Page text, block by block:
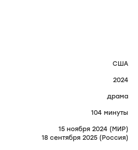
США
2024
драма
104 минуты
15 ноября 2024 (МИР)
18 сентября 2025 (Россия)